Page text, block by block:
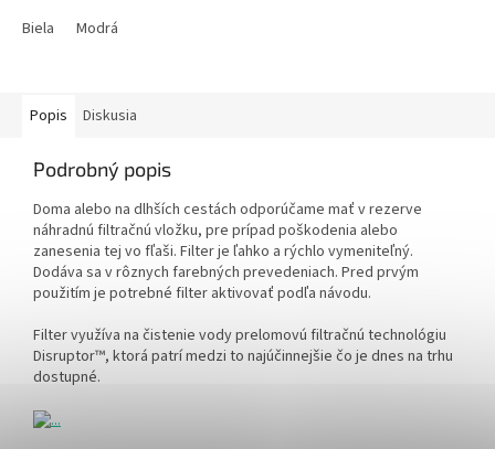
Biela
Modrá
Popis Diskusia
Podrobný popis
Doma alebo na dlhších cestách odporúčame mať v rezerve
náhradnú filtračnú vložku, pre prípad poškodenia alebo
zanesenia tej vo fľaši. Filter je ľahko a rýchlo vymeniteľný.
Dodáva sa v rôznych farebných prevedeniach. Pred prvým
použitím je potrebné filter aktivovať podľa návodu.
Filter využíva na čistenie vody prelomovú filtračnú technológiu
Disruptor™, ktorá patrí medzi to najúčinnejšie čo je dnes na trhu
dostupné.